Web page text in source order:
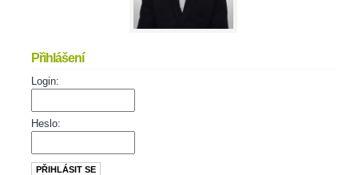
Přihlášení
Login:
Heslo: